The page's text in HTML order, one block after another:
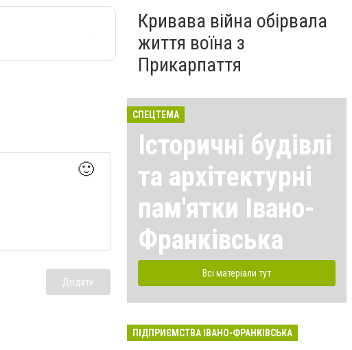
🙂
Додати
Кривава війна обірвала
життя воїна з
Прикарпаття
СПЕЦТЕМА
Історичні будівлі
та архітектурні
пам'ятки Івано-
Франківська
Всі матеріали тут
ПІДПРИЄМСТВА ІВАНО-ФРАНКІВСЬКА